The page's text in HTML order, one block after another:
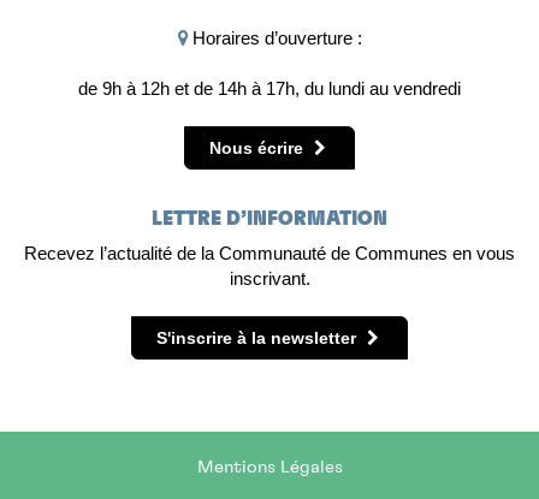
Horaires d’ouverture :
de 9h à 12h et de 14h à 17h, du lundi au vendredi
Nous écrire
LETTRE D’INFORMATION
Recevez l’actualité de la Communauté de Communes en vous
inscrivant.
S'inscrire à la newsletter
Mentions Légales